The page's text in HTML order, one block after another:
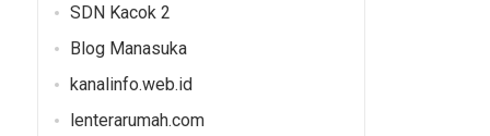
SDN Kacok 2
Blog Manasuka
kanalinfo.web.id
lenterarumah.com